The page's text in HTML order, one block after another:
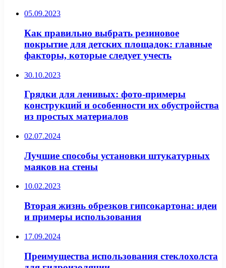
05.09.2023
Как правильно выбрать резиновое
покрытие для детских площадок: главные
факторы, которые следует учесть
30.10.2023
Грядки для ленивых: фото-примеры
конструкций и особенности их обустройства
из простых материалов
02.07.2024
Лучшие способы установки штукатурных
маяков на стены
10.02.2023
Вторая жизнь обрезков гипсокартона: идеи
и примеры использования
17.09.2024
Преимущества использования стеклохолста